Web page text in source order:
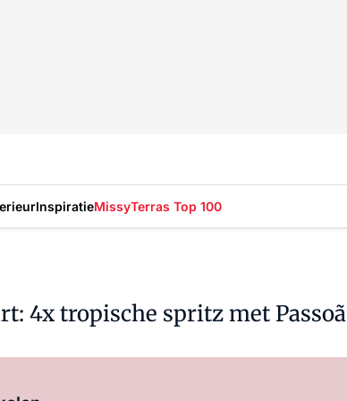
InspiratieMissyTerras Top 100
4x tropische spritz met Passoã